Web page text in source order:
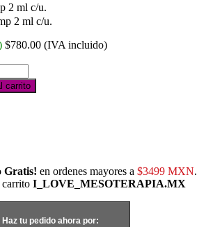
2 ml c/u.
2 ml c/u.
$780.00 (IVA incluido)
carrito
Gratis! en ordenes mayores a $3499 MXN.
I_LOVE_MESOTERAPIA.MX
Haz tu pedido ahora por: